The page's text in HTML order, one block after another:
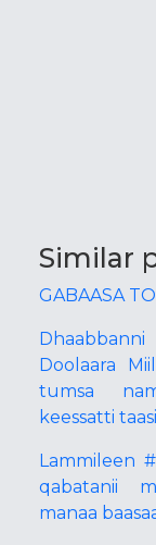
Similar
GABAASA
Doolaara
tumsa
keessatti
Lammileen
qabatanii
manaa